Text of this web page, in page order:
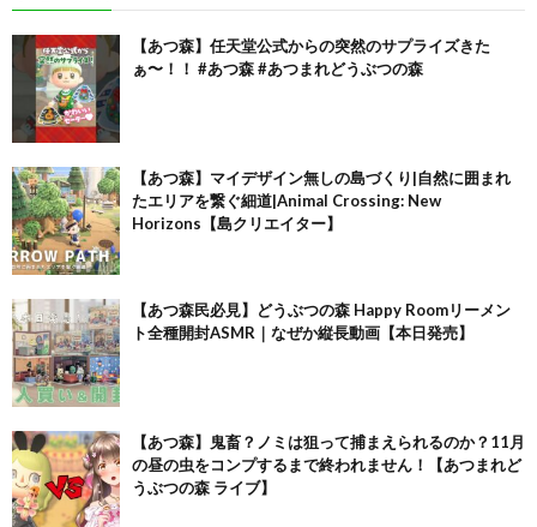
【あつ森】任天堂公式からの突然のサプライズきた
ぁ〜！！ #あつ森 #あつまれどうぶつの森
【あつ森】マイデザイン無しの島づくり|自然に囲まれ
たエリアを繋ぐ細道|Animal Crossing: New
Horizons【島クリエイター】
【あつ森民必見】どうぶつの森 Happy Roomリーメン
ト全種開封ASMR｜なぜか縦長動画【本日発売】
【あつ森】鬼畜？ノミは狙って捕まえられるのか？11月
の昼の虫をコンプするまで終われません！【あつまれど
うぶつの森 ライブ】